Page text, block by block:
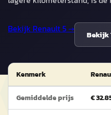
Bekijk Renault 5→
Bekijk
Kenmerk
Gemiddelde prijs €